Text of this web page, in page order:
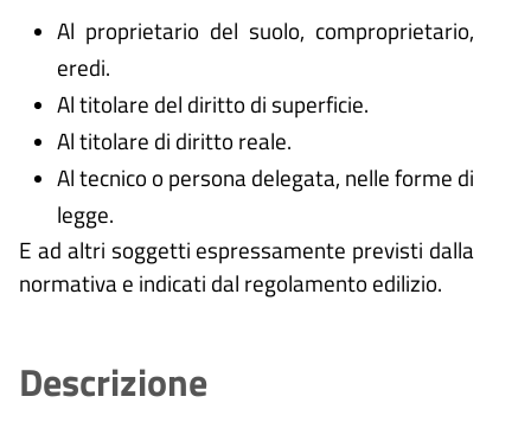
Al proprietario del suolo, comproprietario,
eredi.
Al titolare del diritto di superficie.
Al titolare di diritto reale.
Al tecnico o persona delegata, nelle forme di
legge.
E ad altri soggetti espressamente previsti dalla
normativa e indicati dal regolamento edilizio.
Descrizione